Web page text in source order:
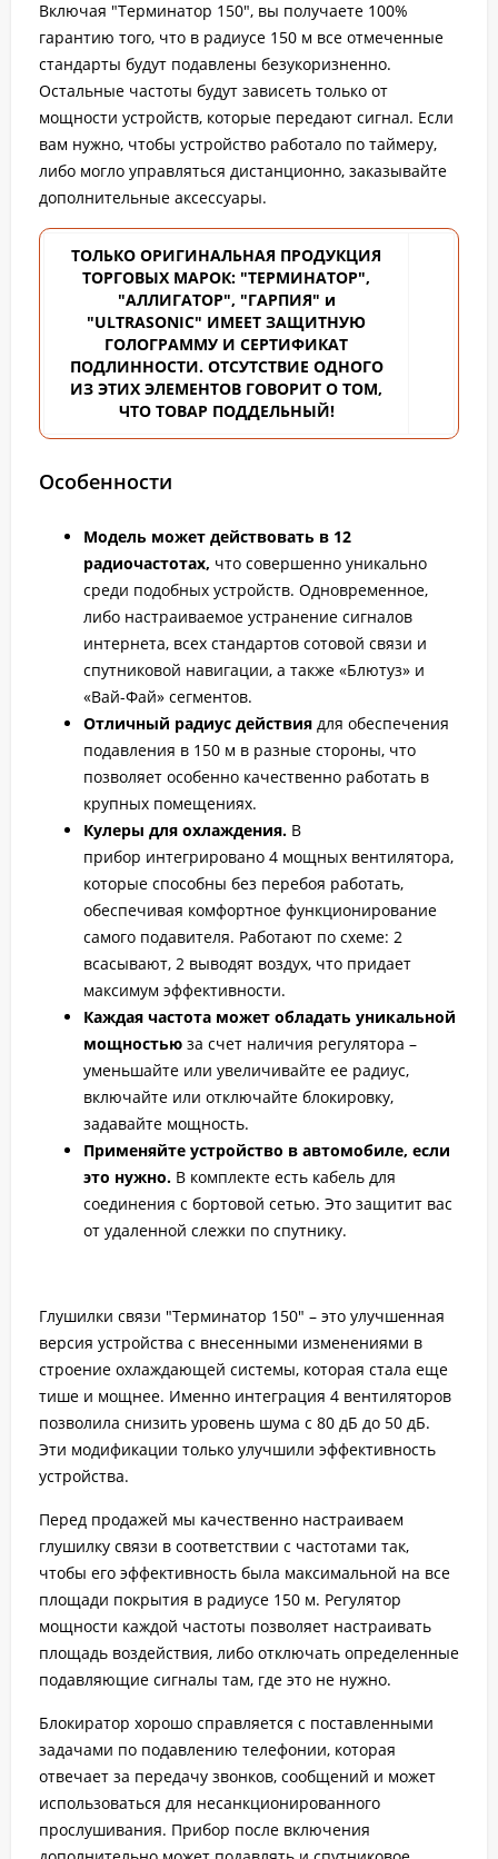
Включая "Терминатор 150", вы получаете 100%
гарантию того, что в радиусе 150 м все отмеченные
стандарты будут подавлены безукоризненно.
Остальные частоты будут зависеть только от
мощности устройств, которые передают сигнал. Если
вам нужно, чтобы устройство работало по таймеру,
либо могло управляться дистанционно, заказывайте
дополнительные аксессуары.
ТОЛЬКО ОРИГИНАЛЬНАЯ ПРОДУКЦИЯ
ТОРГОВЫХ МАРОК: "ТЕРМИНАТОР",
"АЛЛИГАТОР", "ГАРПИЯ" и
"ULTRASONIC" ИМЕЕТ ЗАЩИТНУЮ
ГОЛОГРАММУ И СЕРТИФИКАТ
ПОДЛИННОСТИ. ОТСУТСТВИЕ ОДНОГО
ИЗ ЭТИХ ЭЛЕМЕНТОВ ГОВОРИТ О ТОМ,
ЧТО ТОВАР ПОДДЕЛЬНЫЙ!
Особенности
Модель может действовать в 12
радиочастотах, что совершенно уникально
среди подобных устройств. Одновременное,
либо настраиваемое устранение сигналов
интернета, всех стандартов сотовой связи и
спутниковой навигации, а также «Блютуз» и
«Вай-Фай» сегментов.
Отличный радиус действия для обеспечения
подавления в 150 м в разные стороны, что
позволяет особенно качественно работать в
крупных помещениях.
Кулеры для охлаждения. В
прибор интегрировано 4 мощных вентилятора,
которые способны без перебоя работать,
обеспечивая комфортное функционирование
самого подавителя. Работают по схеме: 2
всасывают, 2 выводят воздух, что придает
максимум эффективности.
Каждая частота может обладать уникальной
мощностью за счет наличия регулятора –
уменьшайте или увеличивайте ее радиус,
включайте или отключайте блокировку,
задавайте мощность.
Применяйте устройство в автомобиле, если
это нужно. В комплекте есть кабель для
соединения с бортовой сетью. Это защитит вас
от удаленной слежки по спутнику.
Глушилки связи "Терминатор 150" – это улучшенная
версия устройства с внесенными изменениями в
строение охлаждающей системы, которая стала еще
тише и мощнее. Именно интеграция 4 вентиляторов
позволила снизить уровень шума с 80 дБ до 50 дБ.
Эти модификации только улучшили эффективность
устройства.
Перед продажей мы качественно настраиваем
глушилку связи в соответствии с частотами так,
чтобы его эффективность была максимальной на все
площади покрытия в радиусе 150 м. Регулятор
мощности каждой частоты позволяет настраивать
площадь воздействия, либо отключать определенные
подавляющие сигналы там, где это не нужно.
Блокиратор хорошо справляется с поставленными
задачами по подавлению телефонии, которая
отвечает за передачу звонков, сообщений и может
использоваться для несанкционированного
прослушивания. Прибор после включения